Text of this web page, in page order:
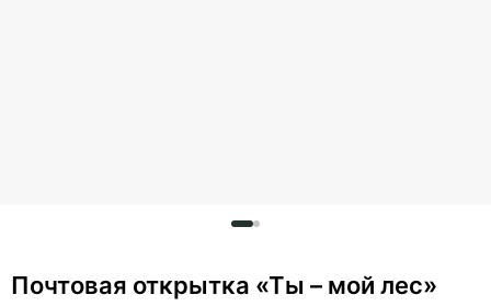
Почтовая открытка «Ты – мой лес»